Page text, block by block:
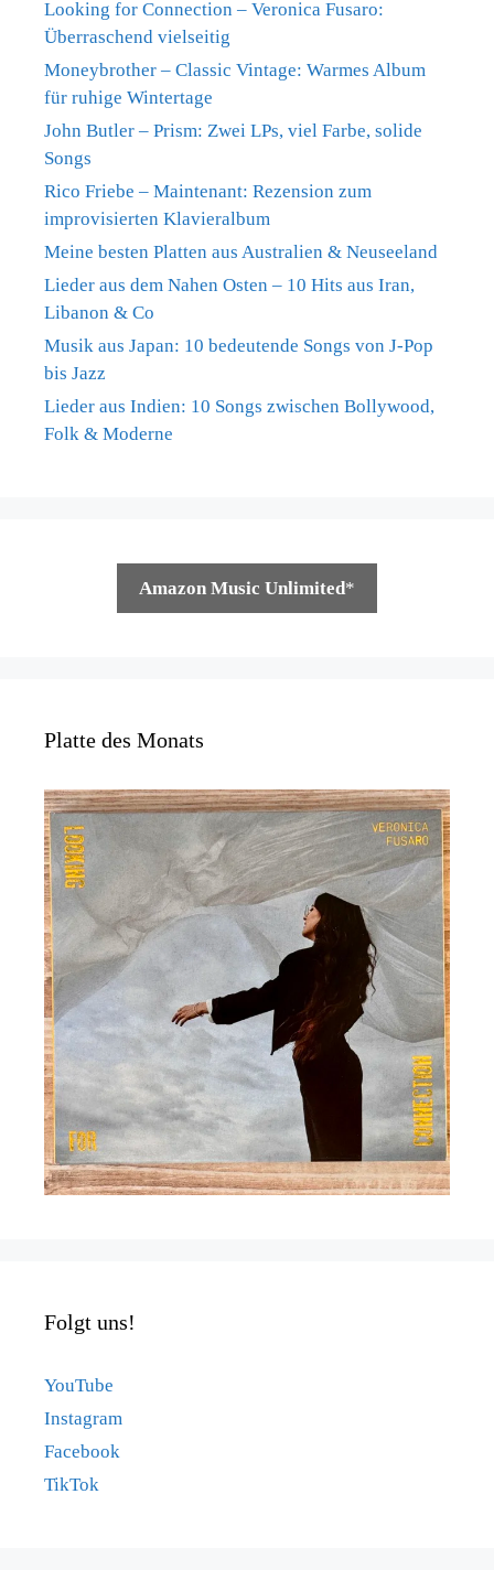
Looking for Connection – Veronica Fusaro:
Überraschend vielseitig
Moneybrother – Classic Vintage: Warmes Album
für ruhige Wintertage
John Butler – Prism: Zwei LPs, viel Farbe, solide
Songs
Rico Friebe – Maintenant: Rezension zum
improvisierten Klavieralbum
Meine besten Platten aus Australien & Neuseeland
Lieder aus dem Nahen Osten – 10 Hits aus Iran,
Libanon & Co
Musik aus Japan: 10 bedeutende Songs von J-Pop
bis Jazz
Lieder aus Indien: 10 Songs zwischen Bollywood,
Folk & Moderne
Amazon Music Unlimited*
Platte des Monats
Folgt uns!
YouTube
Instagram
Facebook
TikTok